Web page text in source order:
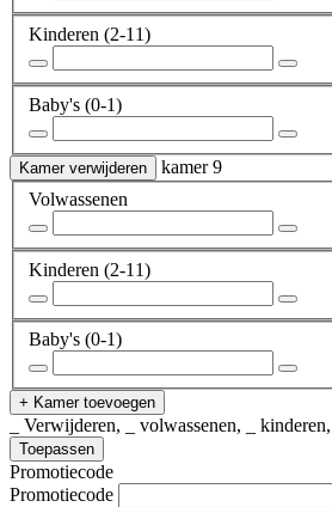
Kinderen (2-11)
Baby's (0-1)
Kamer verwijderen
kamer 9
Volwassenen
Kinderen (2-11)
Baby's (0-1)
+ Kamer toevoegen
_ Verwijderen, _ volwassenen, _
Toepassen
Promotiecode
Promotiecode